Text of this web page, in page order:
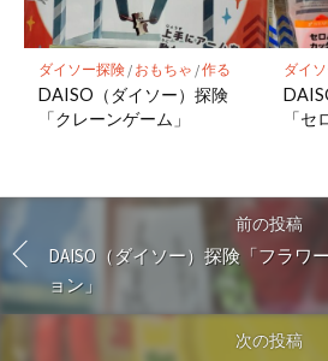
ダイソー探険/ おもちゃ /作る
DAISO（ダイソー）探険
「クレーンゲーム」
ダイ
「セ
前の投稿
DAISO（ダイソー）探険「フラワ
ョン」
次の投稿